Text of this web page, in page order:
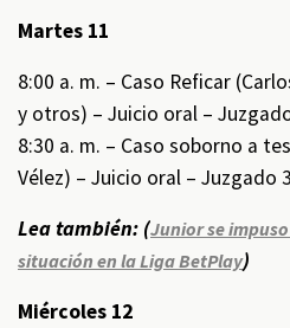
Martes 11
8:00 a. m. – Caso Reficar
y otros) – Juicio oral –
8:30 a. m. – Caso soborno a
Vélez) – Juicio oral – Juzgado
Lea también: (Junior se
situación en la Liga BetPlay)
Miércoles 12